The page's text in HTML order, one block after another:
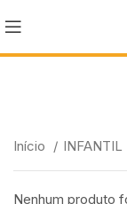
Início INFANTIL
Nenhum produto